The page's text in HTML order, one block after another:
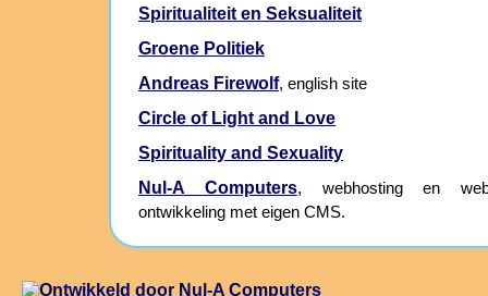
Spiritualiteit en Seksualiteit
Groene Politiek
Andreas Firewolf, english site
Circle of Light and Love
Spirituality and Sexuality
Nul-A Computers, webhosting en
ontwikkeling met eigen CMS.